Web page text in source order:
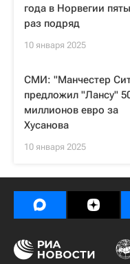
года в Норвегии
раз подряд
10 января 2025
СМИ: "Манчестер
предложил "Лансу"
миллионов евро за
Хусанова
10 января 2025